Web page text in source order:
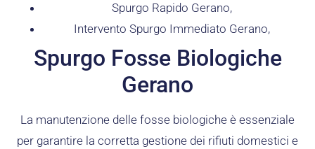
Spurgo Rapido Gerano,
Intervento Spurgo Immediato Gerano,
Spurgo Fosse Biologiche
Gerano
La manutenzione delle fosse biologiche è essenziale
per garantire la corretta gestione dei rifiuti domestici e